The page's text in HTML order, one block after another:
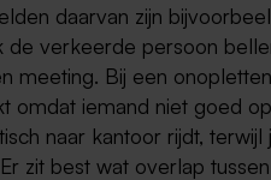
daarvan zijn
de verkeerde persoon
meeting. Bij een
omdat iemand niet goed
naar kantoor rijdt,
zit best wat overlap